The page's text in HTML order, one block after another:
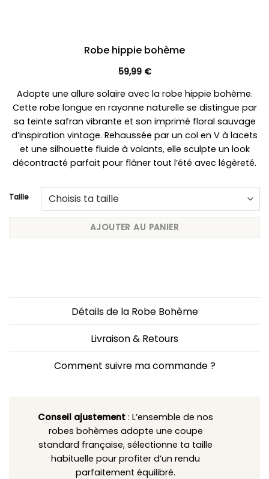
Robe hippie bohème
59,99 €
Adopte une allure solaire avec la robe hippie bohème.
Cette robe longue en rayonne naturelle se distingue par
sa teinte safran vibrante et son imprimé floral sauvage
d’inspiration vintage. Rehaussée par un col en V à lacets
et une silhouette fluide à volants, elle sculpte un look
décontracté parfait pour flâner tout l’été avec légèreté.
Taille
AJOUTER AU PANIER
Détails de la Robe Bohème
Livraison & Retours
Comment suivre ma commande ?
Conseil ajustement : L’ensemble de nos
robes bohèmes adopte une coupe
standard française, sélectionne ta taille
habituelle pour profiter d’un rendu
parfaitement équilibré.